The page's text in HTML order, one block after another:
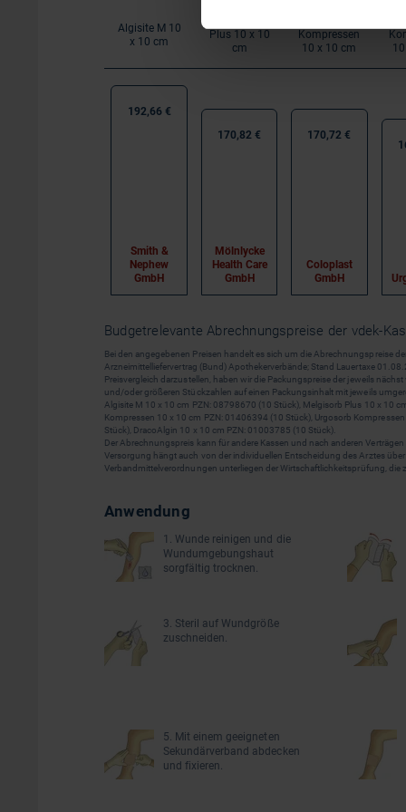
Algisite M 10
x 10 cm
Plus 10 x 10
cm
Kompressen
10 x 10 cm
192,66 €
Smith &
Nephew
GmbH
170,82 €
Mölnlycke
Health Care
GmbH
170,72 €
Coloplast
GmbH
Budgetrelevante Abrechnungspreise der vdek-
Bei den angegebenen Preisen handelt es sich um die Abrechnungspreise
Arzneimittelliefervertrag (Bund) Apothekerverbände; Stand Lauertaxe
Preisvergleich darzustellen, haben wir die Packungspreise der jeweils
und/oder größeren Stückzahlen auf einen Packungsinhalt mit jeweils
Algisite M 10 x 10 cm PZN: 08798670 (10 Stück), Melgisorb Plus 10 x 10
Kompressen 10 x 10 cm PZN: 01406394 (10 Stück), Urgosorb
Stück), DracoAlgin 10 x 10 cm PZN: 01003785 (10 Stück).
Der Abrechnungspreis kann für andere Kassen und nach anderen
Versorgung hängt auch von der individuellen Entscheidung des Arztes über
Verbandmittelverordnungen unterliegen der Wirtschaftlichkeitsprüfung, die
Anwendung
1. Wunde reinigen und die
Wundumgebungshaut
sorgfältig trocknen.
3. Steril auf Wundgröße
zuschneiden.
5. Mit einem geeigneten
Sekundärverband abdecken
und fixieren.